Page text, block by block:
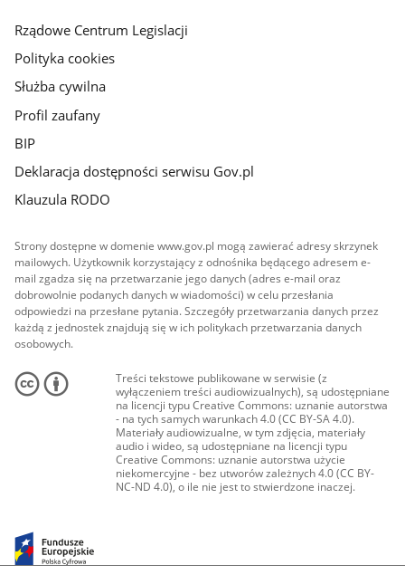
Rządowe Centrum Legislacji
Polityka cookies
Służba cywilna
Profil zaufany
BIP
Deklaracja dostępności serwisu Gov.pl
Klauzula RODO
Strony dostępne w domenie www.gov.pl mogą zawierać adresy skrzynek
mailowych. Użytkownik korzystający z odnośnika będącego adresem e-
mail zgadza się na przetwarzanie jego danych (adres e-mail oraz
dobrowolnie podanych danych w wiadomości) w celu przesłania
odpowiedzi na przesłane pytania. Szczegóły przetwarzania danych przez
każdą z jednostek znajdują się w ich politykach przetwarzania danych
osobowych.
Treści tekstowe publikowane w serwisie (z
wyłączeniem treści audiowizualnych), są udostępniane
na licencji typu Creative Commons: uznanie autorstwa
- na tych samych warunkach 4.0 (CC BY-SA 4.0).
Materiały audiowizualne, w tym zdjęcia, materiały
audio i wideo, są udostępniane na licencji typu
Creative Commons: uznanie autorstwa użycie
niekomercyjne - bez utworów zależnych 4.0 (CC BY-
NC-ND 4.0), o ile nie jest to stwierdzone inaczej.